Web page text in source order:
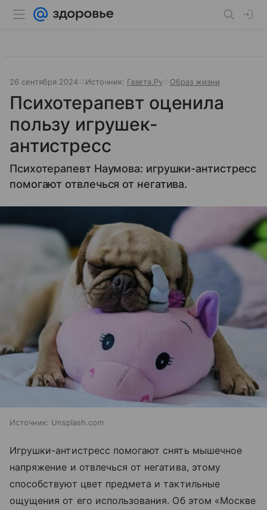
26 сентября 2024 Источник: Газета.Ру Образ жизни
Психотерапевт оценила
пользу игрушек-
антистресс
Психотерапевт Наумова: игрушки-антистресс
помогают отвлечься от негатива.
Источник: Unsplash.com
Игрушки-антистресс помогают снять мышечное
напряжение и отвлечься от негатива, этому
способствуют цвет предмета и тактильные
ощущения от его использования. Об этом «Москве